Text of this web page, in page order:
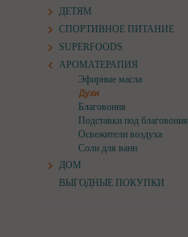
ДЕТЯМ
СПОРТИВНОЕ ПИТАНИЕ
SUPERFOODS
АРОМАТЕРАПИЯ
Эфирные масла
Духи
Благовония
Подставки под благовония
Освежители воздуха
Соли для ванн
ДОМ
ВЫГОДНЫЕ ПОКУПКИ